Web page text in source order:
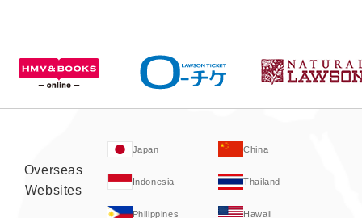
Overseas
Websites
Japan China
Indonesia Thailand
Philippines Hawaii